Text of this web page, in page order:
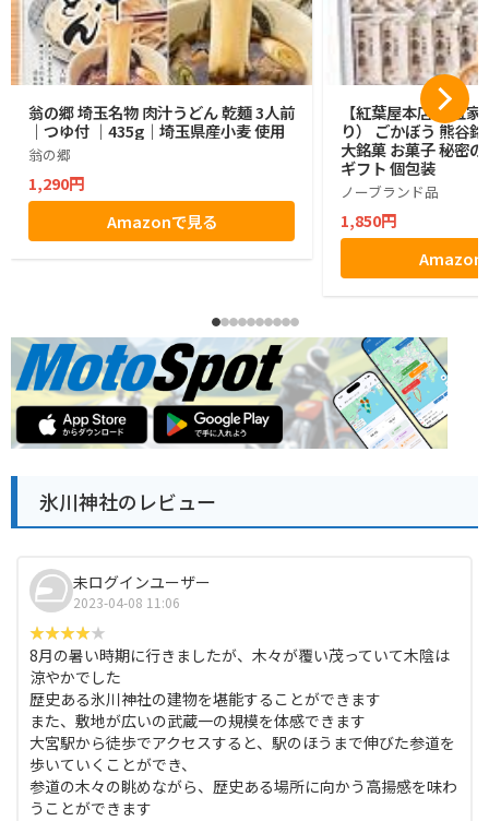
翁の郷 埼玉名物 肉汁うどん 乾麺 3人前
｜つゆ付 ｜435g｜埼玉県産小麦 使用
翁の郷
1,290円
Amazonで見る
【紅葉屋本店】 五
り） ごかぼう 熊谷
大銘菓 お菓子 秘密
ギフト 個包装
ノーブランド品
1,850円
Amazon
氷川神社のレビュー
未ログインユーザー
2023-04-08 11:06
8月の暑い時期に行きましたが、木々が覆い茂っていて木陰は
涼やかでした
歴史ある氷川神社の建物を堪能することができます
また、敷地が広いの武蔵一の規模を体感できます
大宮駅から徒歩でアクセスすると、駅のほうまで伸びた参道を
歩いていくことができ、
参道の木々の眺めながら、歴史ある場所に向かう高揚感を味わ
うことができます